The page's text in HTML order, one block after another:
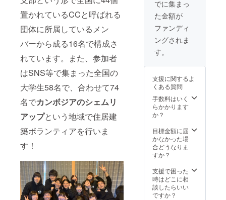
置かれているCCと呼ばれる
団体に所属しているメン
バーから成る16名で構成さ
れています。また、参加者
はSNS等で集まった全国の
大学生58名で、合わせて74
名でカンボジアのシェムリ
アップという地域で住居建
築ボランティアを行いま
す！
つきま
しては
権利者
の許可
なく複
使用す
や、
ネット
ワーク
等を通
る状態
にする
ことを
でに集まっ
た金額が
ファンディ
ングされま
す。
支援に関するよ
くある質問
手数料はいく
らかかります
か？
目標金額に届
かなかった場
合どうなりま
すか？
支援で困った
時はどこに相
談したらいい
ですか？